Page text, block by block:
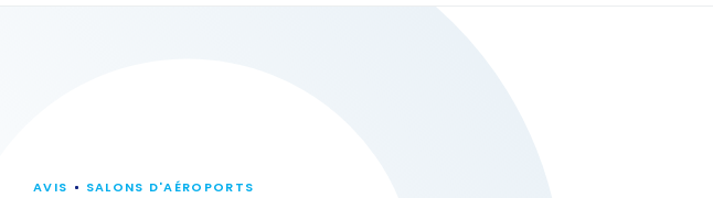
AVIS SALONS D'AÉROPORTS